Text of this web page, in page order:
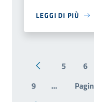
LEGGI DI PIÙ
Pagina5 6
9
...